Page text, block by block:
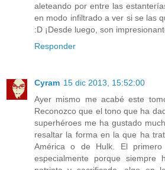
aleteando por entre las
en modo infiltrado a ver si se las
:D ¡Desde luego, son
Responder
Cyram 15 dic 2013, 15:52:00
Ayer mismo me acabé este
Reconozco que el tono que ha
superhéroes me ha gustado
resaltar la forma en la que ha
América o de Hulk. El
especialmente porque